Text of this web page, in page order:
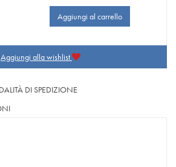
Aggiungi al carrello
Aggiungi alla wishlist
DI SPEDIZIONE